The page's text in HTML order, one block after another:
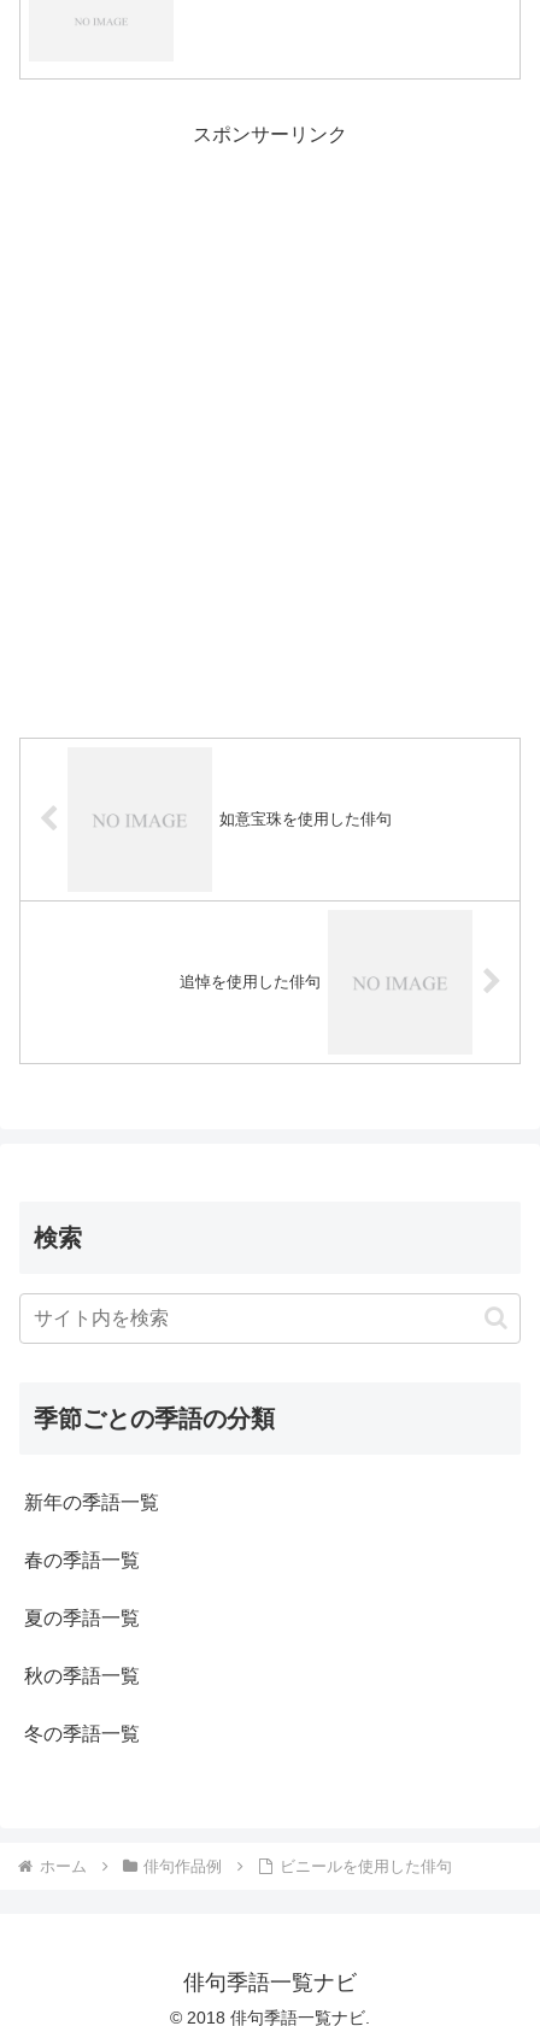
スポンサーリンク
如意宝珠を使用した俳句
追悼を使用した俳句
検索
季節ごとの季語の分類
新年の季語一覧
春の季語一覧
夏の季語一覧
秋の季語一覧
冬の季語一覧
ホーム 俳句作品例 ビニールを使用した俳句
俳句季語一覧ナビ
© 2018 俳句季語一覧ナビ.